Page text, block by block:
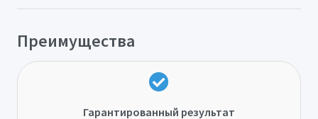
Преимущества
Гарантированный результат